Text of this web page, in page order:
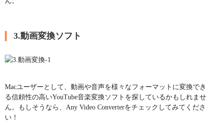
3.動画変換ソフト
Macユーザーとして、動画や音声を様々なフォーマットに変換でき
る信頼性の高いYouTube音楽変換ソフトを探しているかもしれませ
ん。もしそうなら、Any Video Converterをチェックしてみてくださ
い！